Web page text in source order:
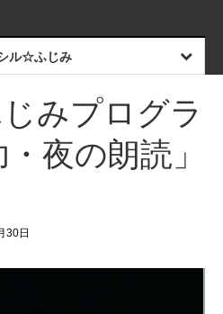
ル☆ふじみ
みプログラ
夜の朗読」
30日